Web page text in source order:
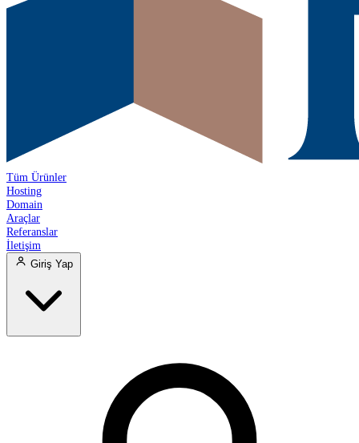
Tüm Ürünler
Hosting
Domain
Araçlar
Referanslar
İletişim
Giriş Yap